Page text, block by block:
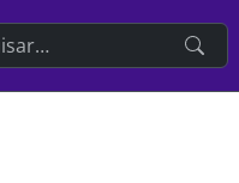
website